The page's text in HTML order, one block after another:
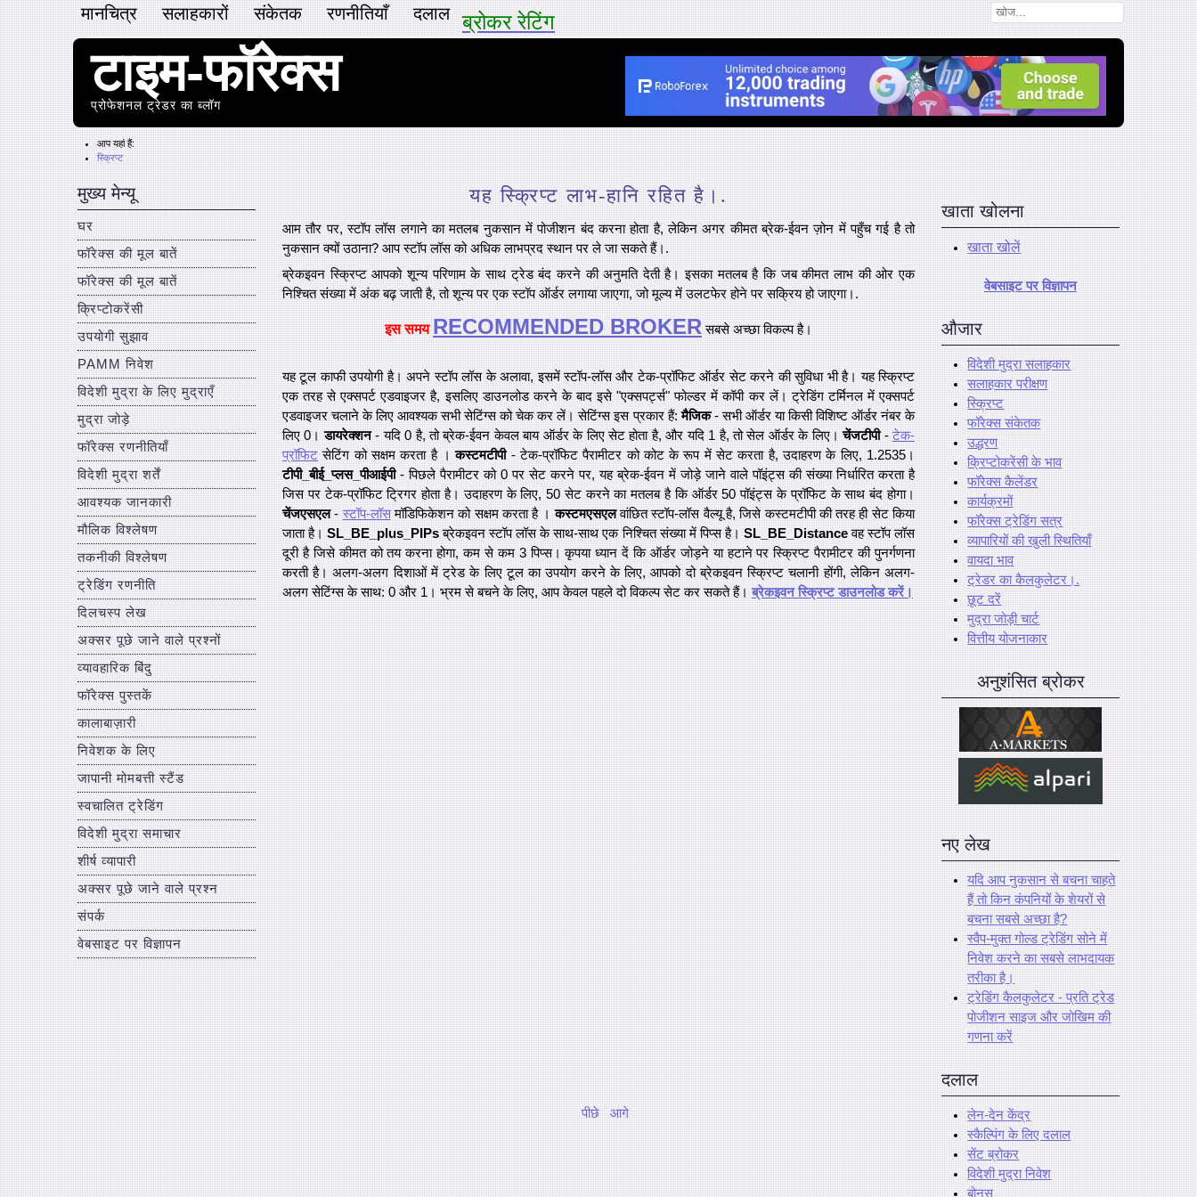
मानचित्र सलाहकारों संकेतक रणनीतियाँ दलाल ब्रोकर रेटिंग
टाइम-फॉरेक्स
प्रोफेशनल ट्रेडर का ब्लॉग
आप यहां हैं:
स्क्रिप्ट
मुख्य मेन्यू
घर
फॉरेक्स की मूल बातें
फॉरेक्स की मूल बातें
क्रिप्टोकरेंसी
उपयोगी सुझाव
PAMM निवेश
विदेशी मुद्रा के लिए मुद्राएँ
मुद्रा जोड़े
फॉरेक्स रणनीतियाँ
विदेशी मुद्रा शर्तें
आवश्यक जानकारी
मौलिक विश्लेषण
तकनीकी विश्लेषण
ट्रेडिंग रणनीति
दिलचस्प लेख
अक्सर पूछे जाने वाले प्रश्नों
व्यावहारिक बिंदु
फॉरेक्स पुस्तकें
कालाबाज़ारी
निवेशक के लिए
जापानी मोमबत्ती स्टैंड
स्वचालित ट्रेडिंग
विदेशी मुद्रा समाचार
शीर्ष व्यापारी
अक्सर पूछे जाने वाले प्रश्न
संपर्क
वेबसाइट पर विज्ञापन
यह स्क्रिप्ट लाभ-हानि रहित है।.
आम तौर पर, स्टॉप लॉस लगाने का मतलब नुकसान में पोजीशन बंद करना होता है, लेकिन अगर कीमत ब्रेक-ईवन ज़ोन में पहुँच गई है तो
नुकसान क्यों उठाना? आप स्टॉप लॉस को अधिक लाभप्रद स्थान पर ले जा सकते हैं।.
ब्रेकइवन स्क्रिप्ट आपको शून्य परिणाम के साथ ट्रेड बंद करने की अनुमति देती है। इसका मतलब है कि जब कीमत लाभ की ओर एक
निश्चित संख्या में अंक बढ़ जाती है, तो शून्य पर एक स्टॉप ऑर्डर लगाया जाएगा, जो मूल्य में उलटफेर होने पर सक्रिय हो जाएगा।.
इस समय RECOMMENDED BROKER सबसे अच्छा विकल्प है।
यह टूल काफी उपयोगी है। अपने स्टॉप लॉस के अलावा, इसमें स्टॉप-लॉस और टेक-प्रॉफिट ऑर्डर सेट करने की सुविधा भी है। यह स्क्रिप्ट
एक तरह से एक्सपर्ट एडवाइजर है, इसलिए डाउनलोड करने के बाद इसे "एक्सपर्ट्स" फोल्डर में कॉपी कर लें। ट्रेडिंग टर्मिनल में एक्सपर्ट
एडवाइजर चलाने के लिए आवश्यक सभी सेटिंग्स को चेक कर लें। सेटिंग्स इस प्रकार हैं:मैजिक- सभी ऑर्डर या किसी विशिष्ट ऑर्डर नंबर के
लिए 0।डायरेक्शन- यदि 0 है, तो ब्रेक-ईवन केवल बाय ऑर्डर के लिए सेट होता है, और यदि 1 है, तो सेल ऑर्डर के लिए।चेंजटीपी-टेक-
प्रॉफिट सेटिंग को सक्षम करता है ।कस्टमटीपी- टेक-प्रॉफिट पैरामीटर को कोट के रूप में सेट करता है, उदाहरण के लिए, 1.2535।
टीपी_बीई_प्लस_पीआईपी- पिछले पैरामीटर को 0 पर सेट करने पर, यह ब्रेक-ईवन में जोड़े जाने वाले पॉइंट्स की संख्या निर्धारित करता है
जिस पर टेक-प्रॉफिट ट्रिगर होता है। उदाहरण के लिए, 50 सेट करने का मतलब है कि ऑर्डर 50 पॉइंट्स के प्रॉफिट के साथ बंद होगा।
चेंजएसएल- स्टॉप-लॉसमॉडिफिकेशन को सक्षम करता है ।कस्टमएसएलवांछित स्टॉप-लॉस वैल्यू है, जिसे कस्टमटीपी की तरह ही सेट किया
जाता है।SL_BE_plus_PIPsब्रेकइवन स्टॉप लॉस के साथ-साथ एक निश्चित संख्या में पिप्स है। SL_BE_Distanceवह स्टॉप लॉस
दूरी है जिसे कीमत को तय करना होगा, कम से कम 3 पिप्स। कृपया ध्यान दें कि ऑर्डर जोड़ने या हटाने पर स्क्रिप्ट पैरामीटर की पुनर्गणना
करती है। अलग-अलग दिशाओं में ट्रेड के लिए टूल का उपयोग करने के लिए, आपको दो ब्रेकइवन स्क्रिप्ट चलानी होंगी, लेकिन अलग-
अलग सेटिंग्स के साथ: 0 और 1। भ्रम से बचने के लिए, आप केवल पहले दो विकल्प सेट कर सकते हैं।ब्रेकइवन स्क्रिप्ट डाउनलोड करें।
पीछे आगे
खाता खोलना
खाता खोलें
वेबसाइट पर विज्ञापन
औजार
विदेशी मुद्रा सलाहकार
सलाहकार परीक्षण
स्क्रिप्ट
फॉरेक्स संकेतक
उद्धरण
क्रिप्टोकरेंसी के भाव
फॉरेक्स कैलेंडर
कार्यक्रमों
फॉरेक्स ट्रेडिंग सत्र
व्यापारियों की खुली स्थितियाँ
वायदा भाव
ट्रेडर का कैलकुलेटर।.
छूट दरें
मुद्रा जोड़ी चार्ट
वित्तीय योजनाकार
अनुशंसित ब्रोकर
नए लेख
यदि आप नुकसान से बचना चाहते
हैं तो किन कंपनियों के शेयरों से
बचना सबसे अच्छा है?
स्वैप-मुक्त गोल्ड ट्रेडिंग सोने में
निवेश करने का सबसे लाभदायक
तरीका है।
ट्रेडिंग कैलकुलेटर - प्रति ट्रेड
पोजीशन साइज और जोखिम की
गणना करें
दलाल
लेन-देन केंद्र
स्कैल्पिंग के लिए दलाल
सेंट ब्रोकर
विदेशी मुद्रा निवेश
बोनस